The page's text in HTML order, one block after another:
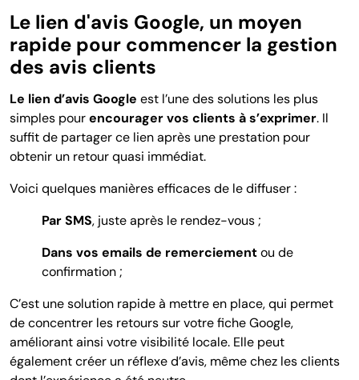
Le lien d'avis Google, un moyen
rapide pour commencer la gestion
des avis clients
Le lien d’avis Google est l’une des solutions les plus
simples pourencourager vos clients à s’exprimer. Il
suffit de partager ce lien après une prestation pour
obtenir un retour quasi immédiat.
Voici quelques manières efficaces de le diffuser :
Par SMS, juste après le rendez-vous ;
Dans vos emails de remerciementou de
confirmation ;
C’est une solution rapide à mettre en place, qui permet
de concentrer les retours sur votre fiche Google,
améliorant ainsi votre visibilité locale. Elle peut
également créer un réflexe d’avis, même chez les clients